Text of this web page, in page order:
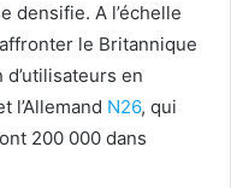
densifie. A l’échelle
le Britannique
en
l’Allemand N26, qui
200 000 dans